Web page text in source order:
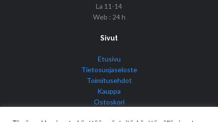
La 11-14
Web : 24 h
Sivut
Etusivu
Tietosuojaseloste
Toimitusehdot
Kauppa
Ostoskori